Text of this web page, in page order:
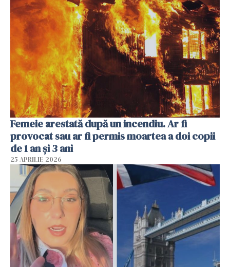
Femeie arestată după un incendiu. Ar fi
provocat sau ar fi permis moartea a doi copii
de 1 an și 3 ani
25 APRILIE 2026